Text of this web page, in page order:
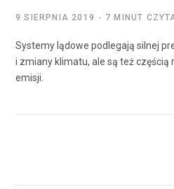
9 SIERPNIA 2019 7 MINUT
Systemy lądowe podlegają silnej
i zmiany klimatu, ale są też
emisji.